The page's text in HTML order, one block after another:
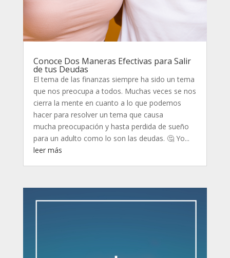
Conoce Dos Maneras Efectivas para Salir
de tus Deudas
El tema de las finanzas siempre ha sido un tema
que nos preocupa a todos. Muchas veces se nos
cierra la mente en cuanto a lo que podemos
hacer para resolver un tema que causa
mucha preocupación y hasta perdida de sueño
para un adulto como lo son las deudas. 🤔 Yo...
leer más